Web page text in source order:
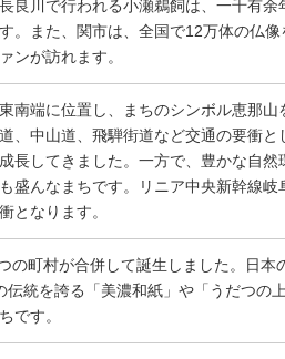
良川で行われる小瀬鵜飼は、一千有
。また、関市は、全国で12万体の仏
ンが訪れます。
南端に位置し、まちのシンボル恵那
、中山道、飛騨街道など交通の要衝
長してきました。一方で、豊かな自
盛んなまちです。リニア中央新幹線
となります。
の町村が合併して誕生しました。日
伝統を誇る「美濃和紙」や「うだつの
です。